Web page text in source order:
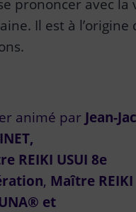
prononcer avec la
Il est à l’origine
animé par Jean-
REIKI USUI 8e
, Maître REIKI
et